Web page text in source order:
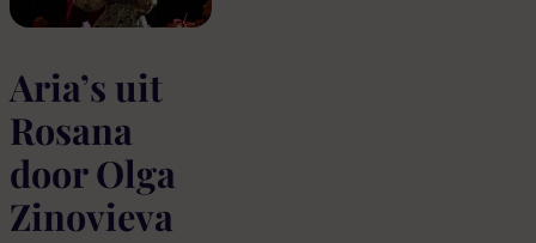
Aria’s uit
Rosana
door Olga
Zinovieva